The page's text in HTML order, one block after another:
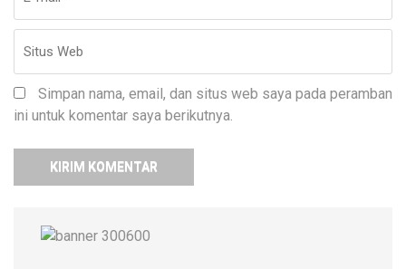
Simpan nama, email, dan situs web saya pada peramban
ini untuk komentar saya berikutnya.